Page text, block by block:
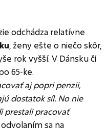
odchádza relatívne
, ženy ešte o niečo skôr,
rok vyšší. V Dánsku či
65-ke.
aj popri penzii,
dostatok síl. No nie
prestali pracovať
sa na